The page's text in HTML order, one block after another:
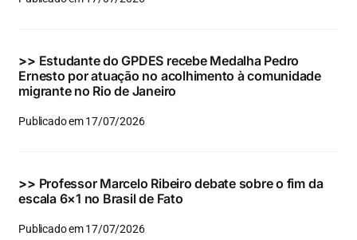
Eventos e Certificados
Buscar
para:
>> Estudante do GPDES recebe Medalha Pedro
Ernesto por atuação no acolhimento à comunidade
migrante no Rio de Janeiro
Publicado em 17/07/2026
>> Professor Marcelo Ribeiro debate sobre o fim da
escala 6×1 no Brasil de Fato
Publicado em 17/07/2026